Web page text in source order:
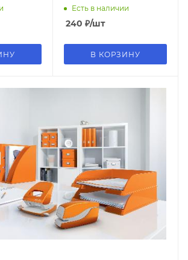
Начальный уровень',
Есть в наличии
240 ₽/шт
В КОРЗИНУ